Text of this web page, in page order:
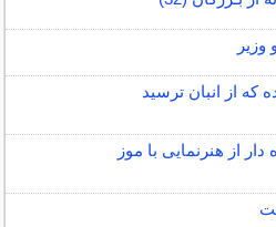
از انبان ترسید
از هنرنمایی با موز